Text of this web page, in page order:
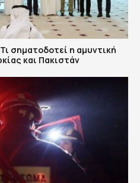
σηματοδοτεί η αμυντική
και Πακιστάν